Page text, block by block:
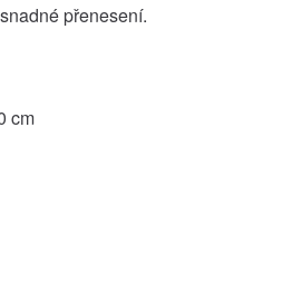
přenesení.
cm